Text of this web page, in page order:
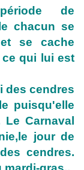
de
chacun se
se cache
qui lui est
des cendres
puisqu'elle
Carnaval
jour de
cendres.